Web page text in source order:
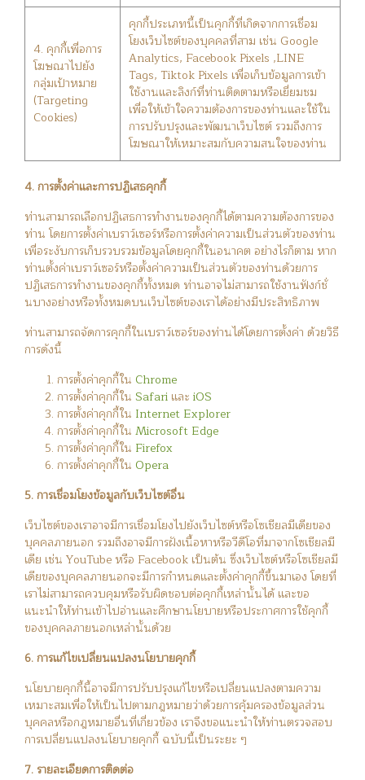
4. คุกกี้เพื่อการ
โฆษณาไปยัง
กลุ่มเป้าหมาย
(Targeting
Cookies)
คุกกี้ประเภทนี้เป็นคุกกี้ที่เกิดจากการเชื่อม
โยงเว็บไซต์ของบุคคลที่สาม เช่น Google
Analytics, Facebook Pixels ,LINE
Tags, Tiktok Pixels เพื่อเก็บข้อมูลการเข้า
ใช้งานและลิงก์ที่ท่านติดตามหรือเยี่ยมชม
เพื่อให้เข้าใจความต้องการของท่านและใช้ใน
การปรับปรุงและพัฒนาเว็บไซต์ รวมถึงการ
โฆษณาให้เหมาะสมกับความสนใจของท่าน
4. การตั้งค่าและการปฏิเสธคุกกี้
ท่านสามารถเลือกปฏิเสธการทำงานของคุกกี้ได้ตามความต้องการของ
ท่าน โดยการตั้งค่าเบราว์เซอร์หรือการตั้งค่าความเป็นส่วนตัวของท่าน
เพื่อระงับการเก็บรวบรวมข้อมูลโดยคุกกี้ในอนาคต อย่างไรก็ตาม หาก
ท่านตั้งค่าเบราว์เซอร์หรือตั้งค่าความเป็นส่วนตัวของท่านด้วยการ
ปฏิเสธการทำงานของคุกกี้ทั้งหมด ท่านอาจไม่สามารถใช้งานฟังก์ชั่
นบางอย่างหรือทั้งหมดบนเว็บไซต์ของเราได้อย่างมีประสิทธิภาพ
ท่านสามารถจัดการคุกกี้ในเบราว์เซอร์ของท่านได้โดยการตั้งค่า ด้วยวิธี
การดังนี้
การตั้งค่าคุกกี้ใน Chrome
การตั้งค่าคุกกี้ใน Safari และ iOS
การตั้งค่าคุกกี้ใน Internet Explorer
การตั้งค่าคุกกี้ใน Microsoft Edge
การตั้งค่าคุกกี้ใน Firefox
การตั้งค่าคุกกี้ใน Opera
5. การเชื่อมโยงข้อมูลกับเว็บไซต์อื่น
เว็บไซต์ของเราอาจมีการเชื่อมโยงไปยังเว็บไซต์หรือโซเชียลมีเดียของ
บุคคลภายนอก รวมถึงอาจมีการฝังเนื้อหาหรือวีดีโอที่มาจากโซเชียลมี
เดีย เช่น YouTube หรือ Facebook เป็นต้น ซึ่งเว็บไซต์หรือโซเชียลมี
เดียของบุคคลภายนอกจะมีการกำหนดและตั้งค่าคุกกี้ขึ้นมาเอง โดยที่
เราไม่สามารถควบคุมหรือรับผิดชอบต่อคุกกี้เหล่านั้นได้ และขอ
แนะนำให้ท่านเข้าไปอ่านและศึกษานโยบายหรือประกาศการใช้คุกกี้
ของบุคคลภายนอกเหล่านั้นด้วย
6. การแก้ไขเปลี่ยนแปลงนโยบายคุกกี้
นโยบายคุกกี้นี้อาจมีการปรับปรุงแก้ไขหรือเปลี่ยนแปลงตามความ
เหมาะสมเพื่อให้เป็นไปตามกฎหมายว่าด้วยการคุ้มครองข้อมูลส่วน
บุคคลหรือกฎหมายอื่นที่เกี่ยวข้อง เราจึงขอแนะนำให้ท่านตรวจสอบ
การเปลี่ยนแปลงนโยบายคุกกี้ ฉบับนี้เป็นระยะ ๆ
7. รายละเอียดการติดต่อ